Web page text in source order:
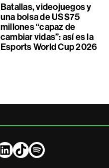
Batallas, videojuegos y
una bolsa de US$75
millones “capaz de
cambiar vidas”: así es la
Esports World Cup 2026